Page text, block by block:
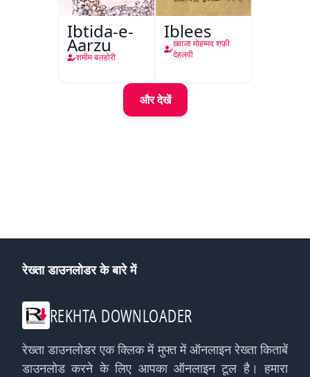
Ibtida-e-
Aarzu
शमीम बलहोरी
Iblees
ख़्वाजा मोहम्मद शफ़ी
देहलवी
और देखें
रेख्ता डाउनलोडर के बारे में
REKHTA DOWNLOADER
रेख्ता डाउनलोडर एक क्लिक में मुफ्त में ऑनलाइन रेख्ता किताबें
डाउनलोड करने के लिए आपका ऑनलाइन टूल है। हमारा